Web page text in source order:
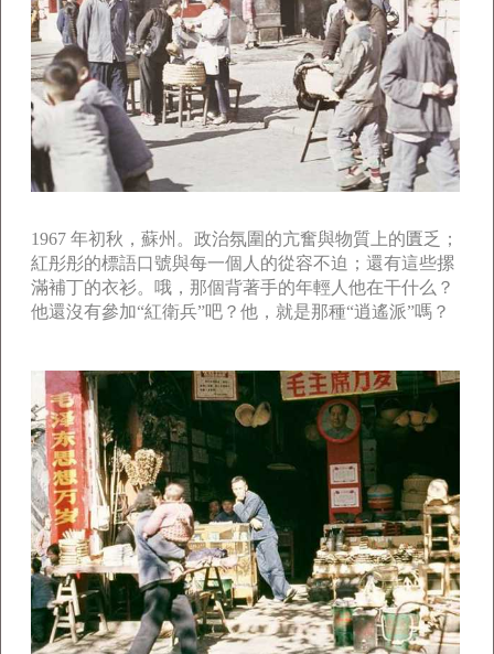
1967 年初秋，蘇州。政治氛圍的亢奮與物質上的匱乏；
紅彤彤的標語口號與每一個人的從容不迫；還有這些摞
滿補丁的衣衫。哦，那個背著手的年輕人他在干什么？
他還沒有參加“紅衛兵”吧？他，就是那種“逍遙派”嗎？